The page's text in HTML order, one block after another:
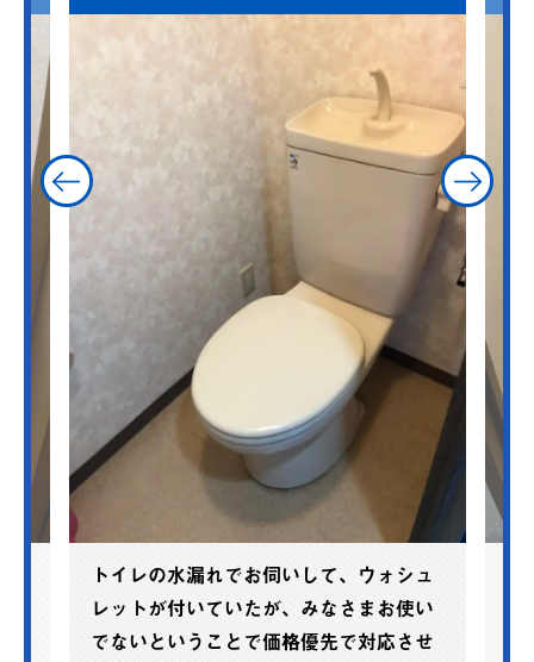
トイレの水漏れでお伺いして、ウォシュ
レットが付いていたが、みなさまお使い
でないということで価格優先で対応させ